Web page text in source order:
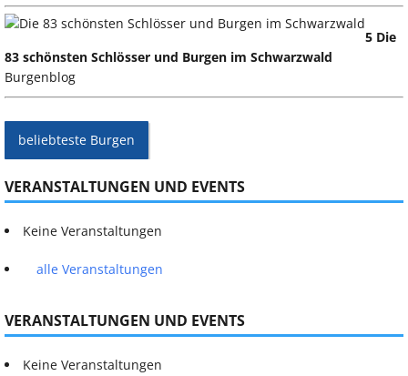
5 Die
83 schönsten Schlösser und Burgen im Schwarzwald
Burgenblog
beliebteste Burgen
VERANSTALTUNGEN UND EVENTS
Keine Veranstaltungen
alle Veranstaltungen
VERANSTALTUNGEN UND EVENTS
Keine Veranstaltungen